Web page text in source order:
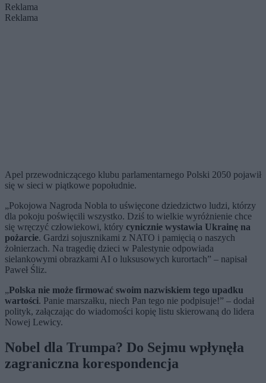
Reklama
Reklama
Apel przewodniczącego klubu parlamentarnego Polski 2050 pojawił
się w sieci w piątkowe popołudnie.
„Pokojowa Nagroda Nobla to uświęcone dziedzictwo ludzi, którzy
dla pokoju poświęcili wszystko. Dziś to wielkie wyróżnienie chce
się wręczyć człowiekowi, który cynicznie wystawia Ukrainę na
pożarcie. Gardzi sojusznikami z NATO i pamięcią o naszych
żołnierzach. Na tragedię dzieci w Palestynie odpowiada
sielankowymi obrazkami AI o luksusowych kurortach” – napisał
Paweł Śliz.
„Polska nie może firmować swoim nazwiskiem tego upadku
wartości. Panie marszałku, niech Pan tego nie podpisuje!” – dodał
polityk, załączając do wiadomości kopię listu skierowaną do lidera
Nowej Lewicy.
Nobel dla Trumpa? Do Sejmu wpłynęła
zagraniczna korespondencja